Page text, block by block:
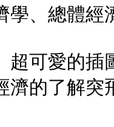
學、總體經
愛的插圖
濟的了解突